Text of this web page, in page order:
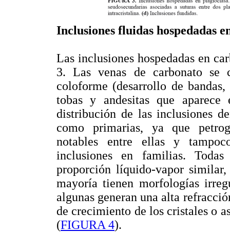
Inclusiones fluidas hospedadas
Las inclusiones hospedadas en
3. Las venas de carbonato se
coloforme (desarrollo de bandas,
tobas y andesitas que
distribución de las inclusiones
como primarias, ya que
notables entre ellas y
inclusiones en familias.
proporción líquido-vapor
mayoría tienen morfologías
algunas generan una alta
de crecimiento de los cristales o
(FIGURA 4).